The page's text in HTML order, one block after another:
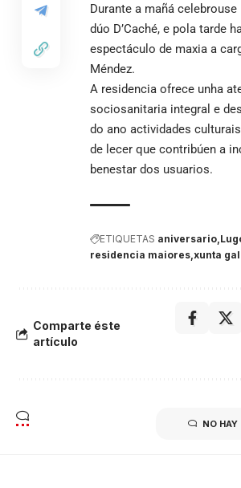
Durante a mañá
dúo D’Caché, e pola tarde
espectáculo de maxia a
Méndez.
A residencia ofrece unha
sociosanitaria integral e
do ano actividades
de lecer que contribúen a
benestar dos usuarios.
ETIQUETAS aniversario
residencia maiores xunta
Comparte éste
artículo
NO